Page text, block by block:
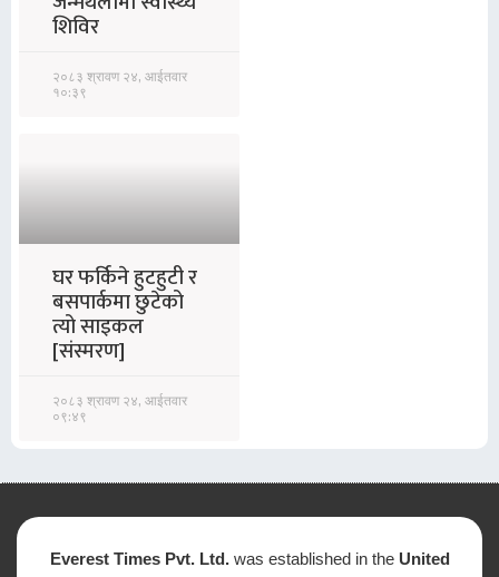
शिविर
२०८३ श्रावण २४, आईतवार
१०:३९
घर फर्किने हुटहुटी र
बसपार्कमा छुटेको
त्यो साइकल
[संस्मरण]
२०८३ श्रावण २४, आईतवार
०९:४९
Everest Times Pvt. Ltd. was established in the United